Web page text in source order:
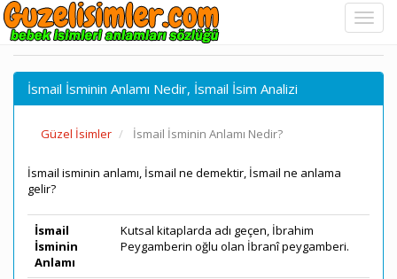
İsmail İsminin Anlamı Nedir, İsmail İsim Analizi
Güzel İsimler İsmail İsminin Anlamı Nedir?
İsmail isminin anlamı, İsmail ne demektir, İsmail ne anlama
gelir?
İsmail
İsminin
Anlamı
Kutsal kitaplarda adı geçen, İbrahim
Peygamberin oğlu olan İbranî peygamberi.